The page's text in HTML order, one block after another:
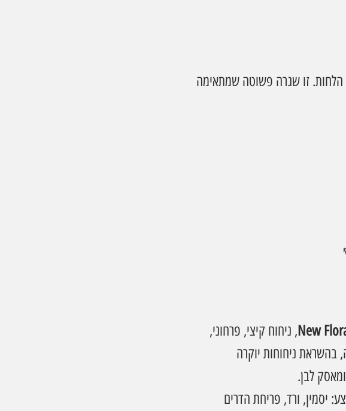
הלחות. זו שגרה פשוטה שמתאימה
י
New, ניחוח קיצי, פרחוני,
בהשראת ניחוחות יוקרה
לבן.
יסמין, ורד, פריחת הדרים